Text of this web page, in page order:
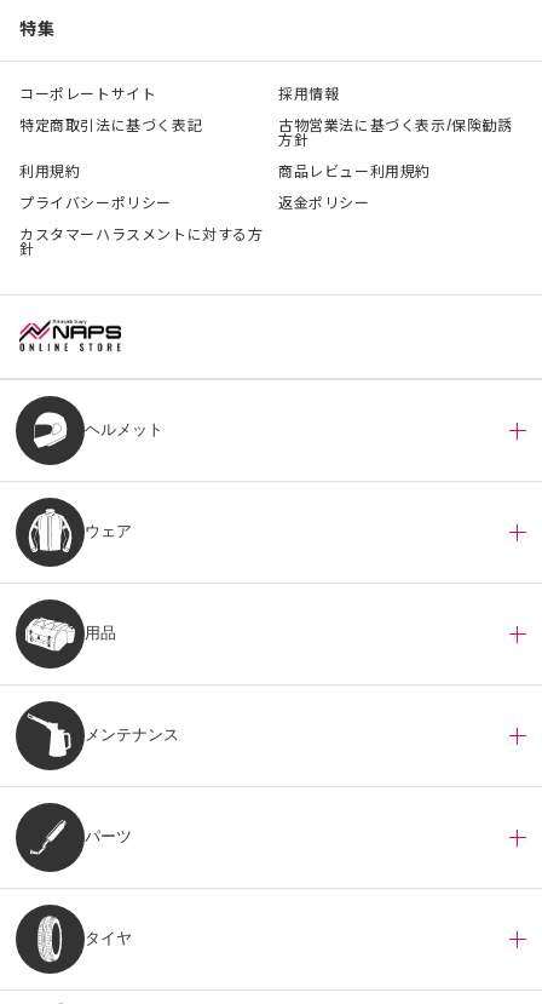
特集
コーポレートサイト
採用情報
特定商取引法に基づく表記
古物営業法に基づく表示/保険勧誘
方針
利用規約
商品レビュー利用規約
プライバシーポリシー
返金ポリシー
カスタマーハラスメントに対する方
針
ヘルメット
ウェア
用品
メンテナンス
パーツ
タイヤ